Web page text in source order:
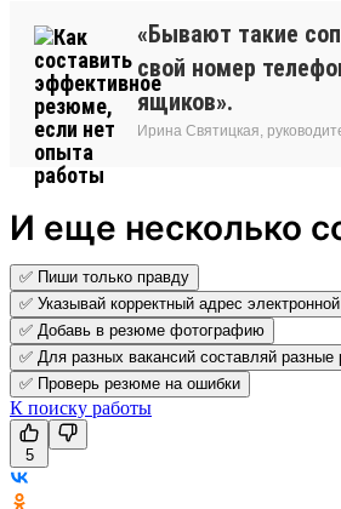
«Бывают такие
свой номер
ящиков».
Ирина Святицкая,
И еще несколько
✅ Пиши только правду
✅ Указывай корректный адрес
✅ Добавь в резюме фотографию
✅ Для разных вакансий составляй
✅ Проверь резюме на ошибки
К поиску работы
5